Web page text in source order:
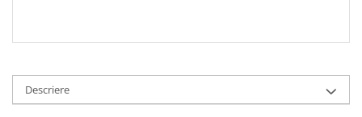
Descriere